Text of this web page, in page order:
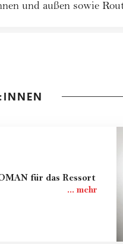
und außen sowie
für das Ressort